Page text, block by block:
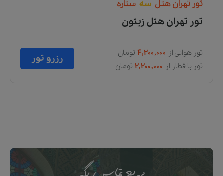
تور تهرانهتل سه ستاره
تور تهران هتل زیتون
رزرو تور تور هوایی از ۴,۲۰۰,۰۰۰ تومان
تور با قطار از ۲,۲۰۰,۰۰۰ تومان